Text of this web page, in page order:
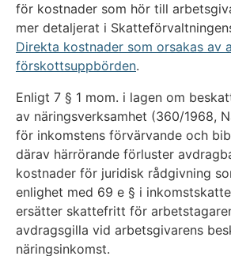
för kostnader som hör till
mer detaljerat i
Direkta kostnader som orsakas av
förskottsuppbörden.
Enligt 7 § 1 mom. i lagen om
av näringsverksamhet (360/1968,
för inkomstens förvärvande och
därav härrörande förluster
kostnader för juridisk rådgivning
enlighet med 69 e § i
ersätter skattefritt för
avdragsgilla vid arbetsgivarens
näringsinkomst.